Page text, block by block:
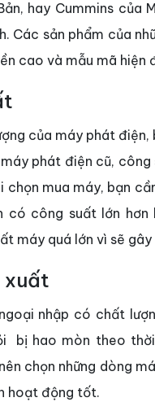
hay Cummins của
Các sản phẩm của
cao và mẫu mã hiện
của máy phát
máy phát điện cũ,
chọn mua máy, bạn
có công suất lớn
máy quá lớn vì sẽ
xuất
nhập có chất
bị hao mòn theo
chọn những dòng
hoạt động tốt.